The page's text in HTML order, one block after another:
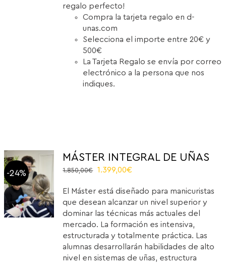
regalo perfecto!
Compra la tarjeta regalo en d-
unas.com
Selecciona el importe entre 20€ y
500€
La Tarjeta Regalo se envía por correo
electrónico a la persona que nos
indiques.
-24%
MÁSTER INTEGRAL DE UÑAS
1.850,00€
Original
was:
1.850,00€.
1.399,00€
is:
1.399,00€.
El Máster está diseñado para manicuristas
que desean alcanzar un nivel superior y
dominar las técnicas más actuales del
mercado. La formación es intensiva,
estructurada y totalmente práctica. Las
alumnas desarrollarán habilidades de alto
nivel en sistemas de uñas, estructura